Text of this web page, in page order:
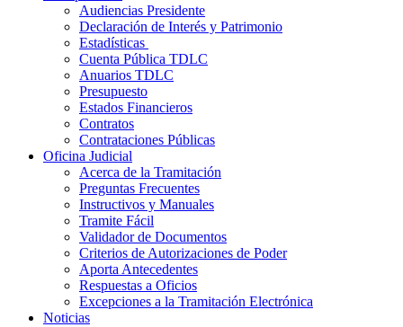
Audiencias Presidente
Declaración de Interés y Patrimonio
Estadísticas
Cuenta Pública TDLC
Anuarios TDLC
Presupuesto
Estados Financieros
Contratos
Contrataciones Públicas
Oficina Judicial
Acerca de la Tramitación
Preguntas Frecuentes
Instructivos y Manuales
Tramite Fácil
Validador de Documentos
Criterios de Autorizaciones de Poder
Aporta Antecedentes
Respuestas a Oficios
Excepciones a la Tramitación Electrónica
Noticias